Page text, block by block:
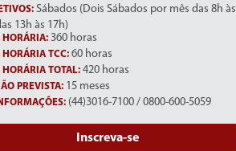
Sábados (Dois Sábados por mês das 8h às
13h às 17h)
HORÁRIA: 360 horas
HORÁRIA TCC: 60 horas
HORÁRIA TOTAL: 420 horas
PREVISTA: 15 meses
(44)3016-7100 / 0800-600-5059
Inscreva-se